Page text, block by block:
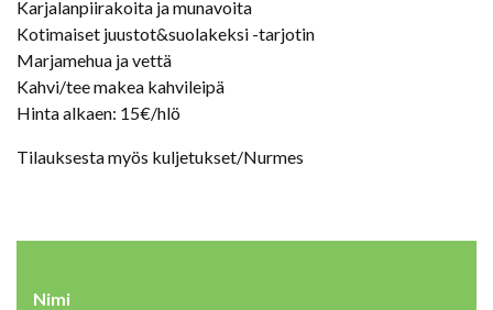
Karjalanpiirakoita ja munavoita
Kotimaiset juustot&suolakeksi -tarjotin
Marjamehua ja vettä
Kahvi/tee makea kahvileipä
Hinta alkaen: 15€/hlö
Tilauksesta myös kuljetukset/Nurmes
Nimi